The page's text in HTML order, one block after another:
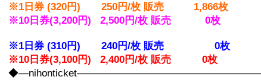
※1日券 (320円) 250円/枚 販売 1,866枚
※10日券(3,200円) 2,500円/枚 販売 0枚
※1日券 (310円) 240円/枚 販売 0枚
※10日券(3,100円) 2,400円/枚 販売 0枚